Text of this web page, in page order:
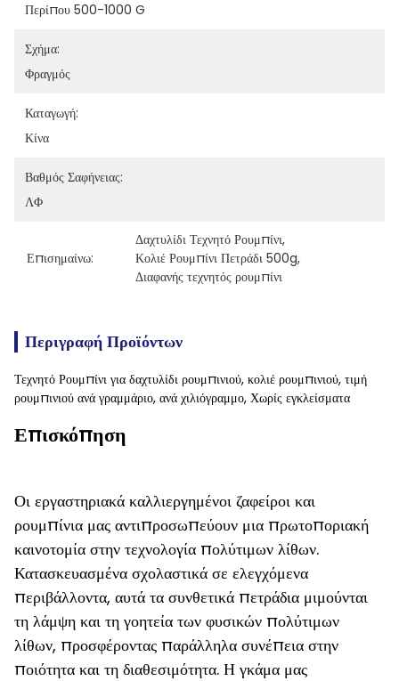
Περίπου 500-1000 G
Σχήμα:
Φραγμός
Καταγωγή:
Κίνα
Βαθμός Σαφήνειας:
ΛΦ
Επισημαίνω:
Δαχτυλίδι Τεχνητό Ρουμπίνι,
Κολιέ Ρουμπίνι Πετράδι 500g,
Διαφανής τεχνητός ρουμπίνι
Περιγραφή Προϊόντων
Τεχνητό Ρουμπίνι για δαχτυλίδι ρουμπινιού, κολιέ ρουμπινιού, τιμή
ρουμπινιού ανά γραμμάριο, ανά χιλιόγραμμο, Χωρίς εγκλείσματα
Επισκόπηση
Οι εργαστηριακά καλλιεργημένοι ζαφείροι και
ρουμπίνια μας αντιπροσωπεύουν μια πρωτοποριακή
καινοτομία στην τεχνολογία πολύτιμων λίθων.
Κατασκευασμένα σχολαστικά σε ελεγχόμενα
περιβάλλοντα, αυτά τα συνθετικά πετράδια μιμούνται
τη λάμψη και τη γοητεία των φυσικών πολύτιμων
λίθων, προσφέροντας παράλληλα συνέπεια στην
ποιότητα και τη διαθεσιμότητα. Η γκάμα μας